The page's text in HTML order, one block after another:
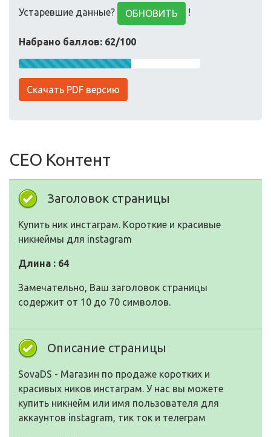
Устаревшие данные? ОБНОВИТЬ !
Набрано баллов: 62/100
Скачать PDF версию
СЕО Контент
Заголовок страницы
Купить ник инстаграм. Короткие и красивые
никнеймы для instagram
Длина : 64
Замечательно, Ваш заголовок страницы
содержит от 10 до 70 символов.
Описание страницы
SovaDS - Магазин по продаже коротких и
красивых ников инстаграм. У нас вы можете
купить никнейм или имя пользователя для
аккаунтов instagram, тик ток и телеграм